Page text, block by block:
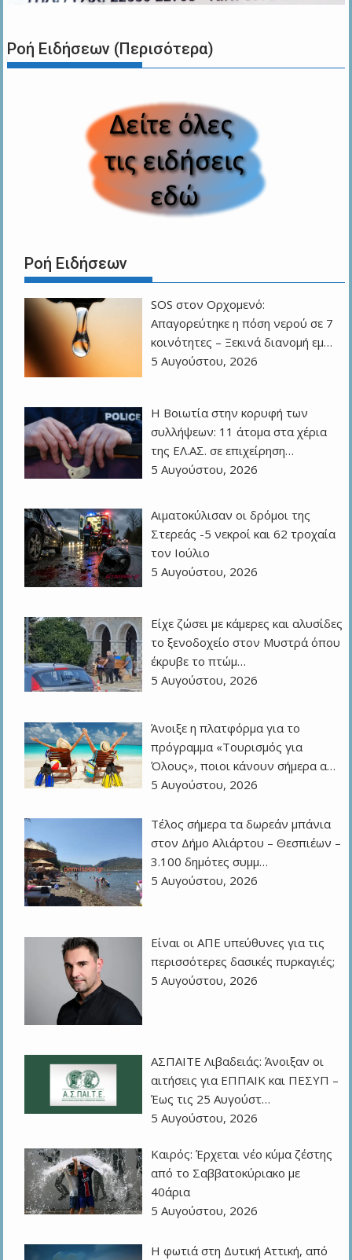
Ροή Ειδήσεων (Περισότερα)
Ροή Ειδήσεων
SOS στον Ορχομενό:
Απαγορεύτηκε η πόση νερού σε 7
κοινότητες – Ξεκινά διανομή εμ…
5 Αυγούστου, 2026
Η Βοιωτία στην κορυφή των
συλλήψεων: 11 άτομα στα χέρια
της ΕΛ.ΑΣ. σε επιχείρηση…
5 Αυγούστου, 2026
Αιματοκύλισαν οι δρόμοι της
Στερεάς -5 νεκροί και 62 τροχαία
τον Ιούλιο
5 Αυγούστου, 2026
Είχε ζώσει με κάμερες και αλυσίδες
το ξενοδοχείο στον Μυστρά όπου
έκρυβε το πτώμ…
5 Αυγούστου, 2026
Άνοιξε η πλατφόρμα για το
πρόγραμμα «Τουρισμός για
Όλους», ποιοι κάνουν σήμερα α…
5 Αυγούστου, 2026
Τέλος σήμερα τα δωρεάν μπάνια
στον Δήμο Αλιάρτου – Θεσπιέων –
3.100 δημότες συμμ…
5 Αυγούστου, 2026
Eίναι οι ΑΠΕ υπεύθυνες για τις
περισσότερες δασικές πυρκαγιές;
5 Αυγούστου, 2026
ΑΣΠΑΙΤΕ Λιβαδειάς: Άνοιξαν οι
αιτήσεις για ΕΠΠΑΙΚ και ΠΕΣΥΠ –
Έως τις 25 Αυγούστ…
5 Αυγούστου, 2026
Καιρός: Έρχεται νέο κύμα ζέστης
από το Σαββατοκύριακο με
40άρια
5 Αυγούστου, 2026
Η φωτιά στη Δυτική Αττική, από